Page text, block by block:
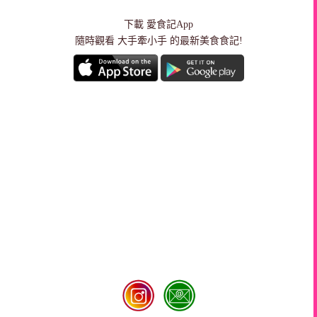
下載 愛食記App
隨時觀看 大手牽小手 的最新美食食記!